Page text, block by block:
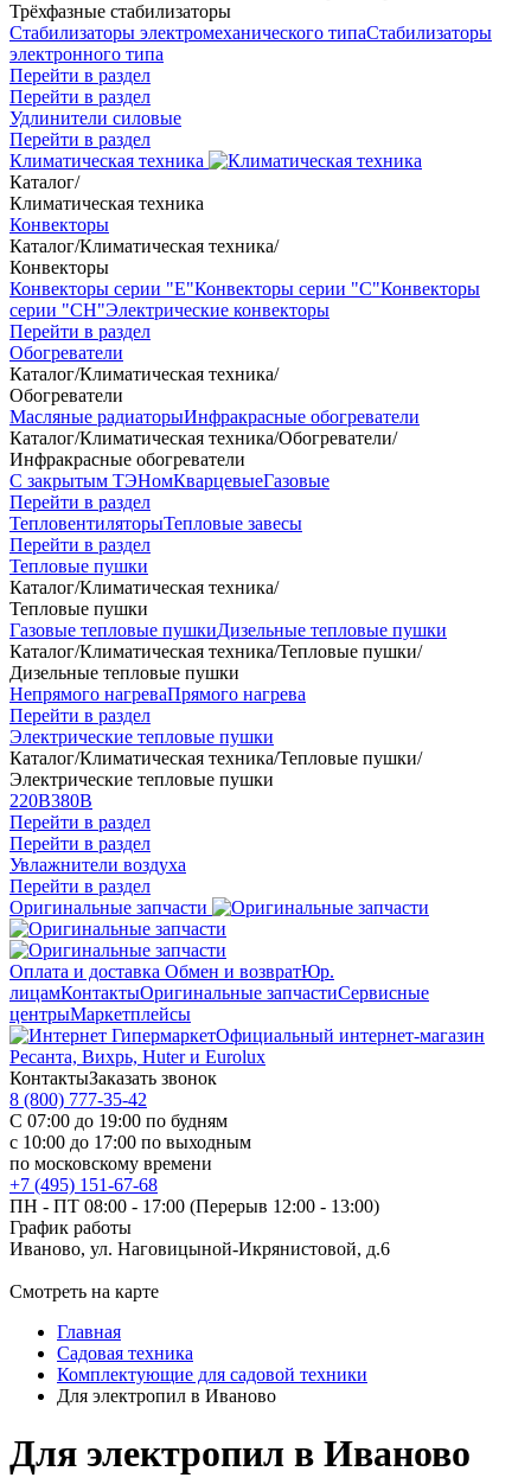
Трёхфазные стабилизаторы
Стабилизаторы электромеханического типаСтабилизаторы
электронного типа
Перейти в раздел
Перейти в раздел
Удлинители силовые
Перейти в раздел
Климатическая техника
Каталог/
Климатическая техника
Конвекторы
Каталог/Климатическая техника/
Конвекторы
Конвекторы серии "Е"Конвекторы серии "С"Конвекторы
серии "СН"Электрические конвекторы
Перейти в раздел
Обогреватели
Каталог/Климатическая техника/
Обогреватели
Масляные радиаторыИнфракрасные обогреватели
Каталог/Климатическая техника/Обогреватели/
Инфракрасные обогреватели
С закрытым ТЭНомКварцевыеГазовые
Перейти в раздел
ТепловентиляторыТепловые завесы
Перейти в раздел
Тепловые пушки
Каталог/Климатическая техника/
Тепловые пушки
Газовые тепловые пушкиДизельные тепловые пушки
Каталог/Климатическая техника/Тепловые пушки/
Дизельные тепловые пушки
Непрямого нагреваПрямого нагрева
Перейти в раздел
Электрические тепловые пушки
Каталог/Климатическая техника/Тепловые пушки/
Электрические тепловые пушки
220В380В
Перейти в раздел
Перейти в раздел
Увлажнители воздуха
Перейти в раздел
Оригинальные запчасти
Оплата и доставка Обмен и возвратЮр.
лицамКонтактыОригинальные запчастиСервисные
центрыМаркетплейсы
Официальный интернет-магазин
Ресанта, Вихрь, Huter и Eurolux
КонтактыЗаказать звонок
8 (800) 777-35-42
С 07:00 до 19:00 по будням
с 10:00 до 17:00 по выходным
по московскому времени
+7 (495) 151-67-68
ПН - ПТ 08:00 - 17:00 (Перерыв 12:00 - 13:00)
График работы
Иваново, ул. Наговицыной-Икрянистовой, д.6
Смотреть на карте
Главная
Садовая техника
Комплектующие для садовой техники
Для электропил в Иваново
Для электропил в Иваново